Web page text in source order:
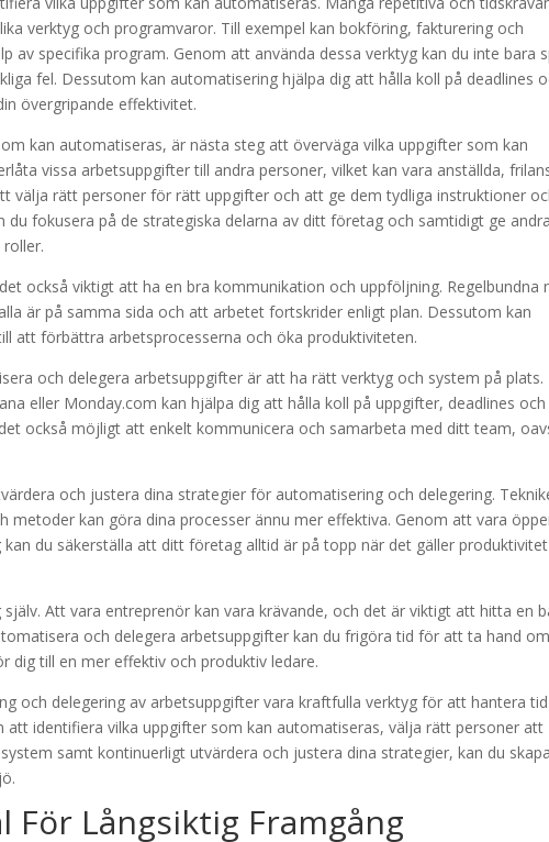
verktyg och programvaror. Till exempel kan bokföring, fakturering och
av specifika program. Genom att använda dessa verktyg kan du inte bara
fel. Dessutom kan automatisering hjälpa dig att hålla koll på deadlines
övergripande effektivitet.
kan automatiseras, är nästa steg att överväga vilka uppgifter som kan
vissa arbetsuppgifter till andra personer, vilket kan vara anställda,
välja rätt personer för rätt uppgifter och att ge dem tydliga instruktioner
du fokusera på de strategiska delarna av ditt företag och samtidigt ge andra
också viktigt att ha en bra kommunikation och uppföljning. Regelbundna
är på samma sida och att arbetet fortskrider enligt plan. Dessutom kan
att förbättra arbetsprocesserna och öka produktiviteten.
och delegera arbetsuppgifter är att ha rätt verktyg och system på plats.
eller Monday.com kan hjälpa dig att hålla koll på uppgifter, deadlines och
också möjligt att enkelt kommunicera och samarbeta med ditt team,
och justera dina strategier för automatisering och delegering.
metoder kan göra dina processer ännu mer effektiva. Genom att vara
du säkerställa att ditt företag alltid är på topp när det gäller
Att vara entreprenör kan vara krävande, och det är viktigt att hitta en
och delegera arbetsuppgifter kan du frigöra tid för att ta hand
dig till en mer effektiv och produktiv ledare.
och delegering av arbetsuppgifter vara kraftfulla verktyg för att hantera
identifiera vilka uppgifter som kan automatiseras, välja rätt personer att
samt kontinuerligt utvärdera och justera dina strategier, kan du
För Långsiktig Framgång